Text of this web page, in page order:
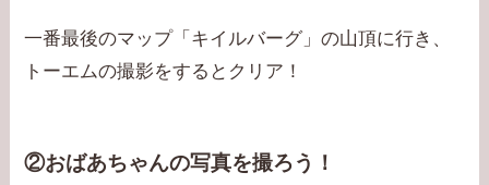
一番最後のマップ「キイルバーグ」の山頂に行き、
トーエムの撮影をするとクリア！
②おばあちゃんの写真を撮ろう！